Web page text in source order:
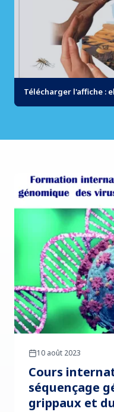
Télécharger l'affiche :
10 août 2023
Cours
séquençage
grippaux et du